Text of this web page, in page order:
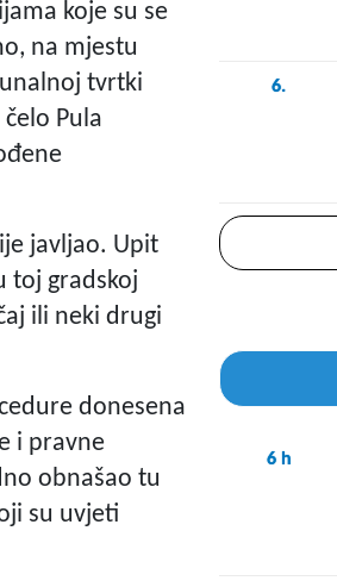
koje su se
na mjestu
tvrtki
Pula
javljao. Upit
toj gradskoj
ili neki drugi
donesena
i pravne
obnašao tu
su uvjeti
6.
6 h